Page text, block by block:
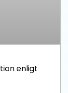
enligt